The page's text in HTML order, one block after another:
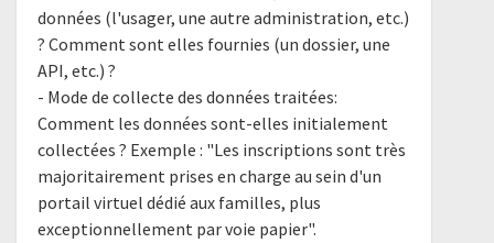
données (l'usager, une autre administration, etc.)
? Comment sont elles fournies (un dossier, une
API, etc.) ?
- Mode de collecte des données traitées:
Comment les données sont-elles initialement
collectées ? Exemple : "Les inscriptions sont très
majoritairement prises en charge au sein d'un
portail virtuel dédié aux familles, plus
exceptionnellement par voie papier".